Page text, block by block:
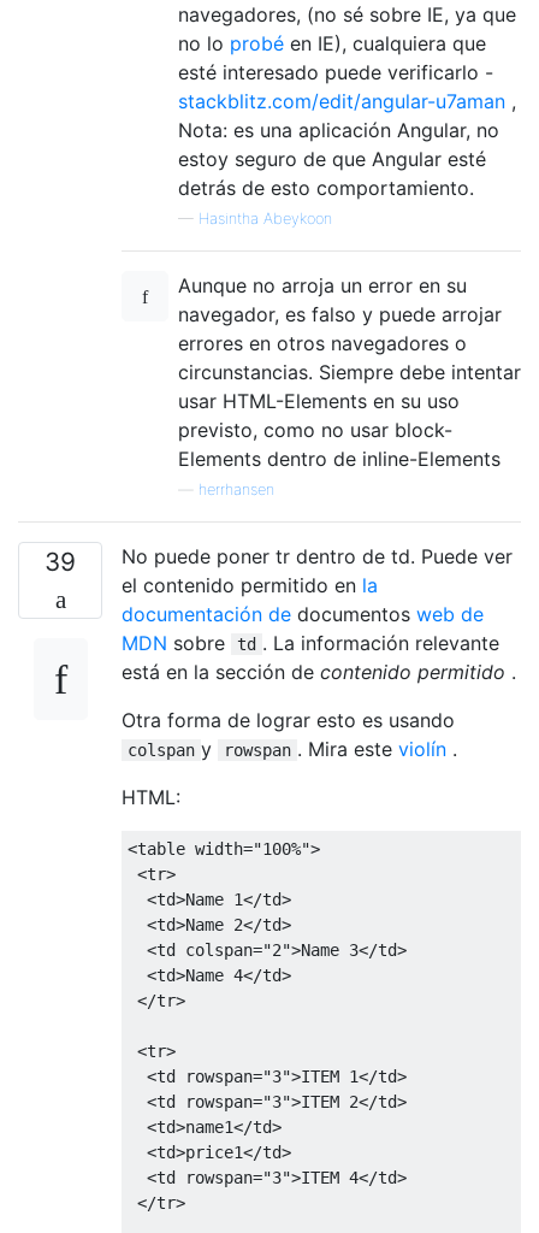
navegadores, (no sé sobre IE, ya que
no lo probé en IE), cualquiera que
esté interesado puede verificarlo -
stackblitz.com/edit/angular-u7aman ,
Nota: es una aplicación Angular, no
estoy seguro de que Angular esté
detrás de esto comportamiento.
— Hasintha Abeykoon
Aunque no arroja un error en su
navegador, es falso y puede arrojar
errores en otros navegadores o
circunstancias. Siempre debe intentar
usar HTML-Elements en su uso
previsto, como no usar block-
Elements dentro de inline-Elements
herrhansen
39
No puede poner tr dentro de td. Puede ver
el contenido permitido en la
documentación de documentos web de
MDN sobre td . La información relevante
está en la sección de contenido permitido .
Otra forma de lograr esto es usando
colspan y rowspan . Mira este violín .
HTML:
<table width="100%">
<tr>
<td>Name 1</td>
<td>Name 2</td>
<td
colspan="2">Name 3</td>
<td>Name 4</td>
</tr>
<tr>
<td
rowspan="3">ITEM 1</td>
<td
rowspan="3">ITEM 2</td>
<td>name1</td>
<td>price1</td>
<td
rowspan="3">ITEM 4</td>
</tr>